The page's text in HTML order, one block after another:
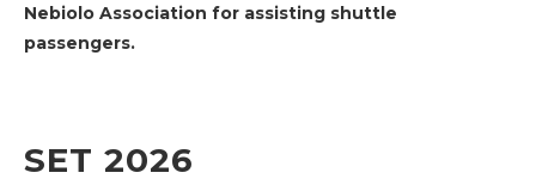
Nebiolo Association for assisting shuttle
passengers.
SET 2026